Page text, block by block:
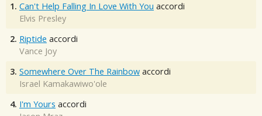
1. Can't Help Falling In Love With You accordi
Elvis Presley
2. Riptide accordi
Vance Joy
3. Somewhere Over The Rainbow accordi
Israel Kamakawiwo'ole
4. I'm Yours accordi